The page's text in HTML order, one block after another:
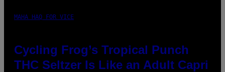
MAHA HAQ FOR VICE
Cycling Frog’s Tropical Punch
THC Seltzer Is Like an Adult Capri